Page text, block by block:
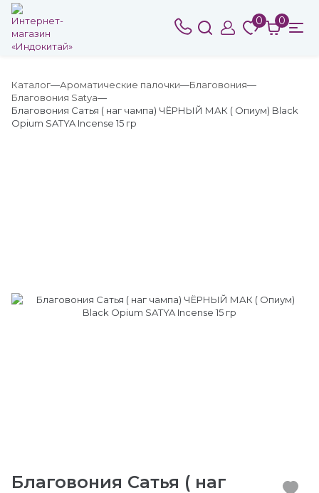
0 0
Каталог Ароматические палочки
Благовония
Благовония Satya
Благовония Сатья ( наг чампа) ЧЁРНЫЙ МАК ( Опиум) Black
Opium SATYA Incense 15 гр
Благовония Сатья ( наг